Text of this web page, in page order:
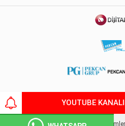
YOUTUBE
Copyright
T-SoftE-Ticaret